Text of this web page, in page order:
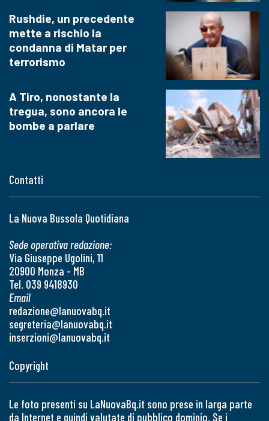
Contatti
La Nuova Bussola Quotidiana
Sede operativa redazione:
Via Giuseppe Ugolini, 11
20900 Monza - MB
Tel. 039 9418930
Email
redazione@lanuovabq.it
segreteria@lanuovabq.it
inserzioni@lanuovabq.it
Rushdie, un precedente
mette a rischio la
condanna di Matar per
terrorismo
A Tiro, nonostante la
tregua, sono ancora le
bombe a parlare
Copyright
Le foto presenti su LaNuovaBq.it sono prese in larga parte
da Internet e quindi valutate di pubblico dominio. Se i